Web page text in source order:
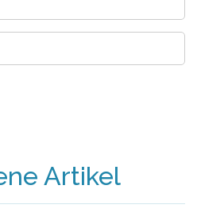
Artikel